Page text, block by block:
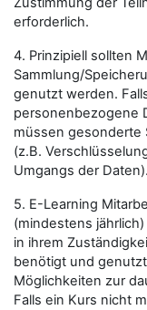
erforderlich.
4. Prinzipiell sollten
Sammlung/
genutzt werden.
personenbezogene
müssen gesonderte
(z.B.
Umgangs der Daten).
5. E-Learning
(mindestens
in ihrem
benötigt und
Möglichkeiten zur
Falls ein Kurs nicht